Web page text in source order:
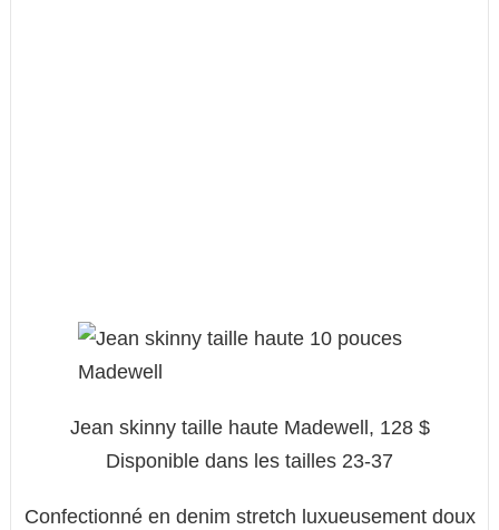
Jean skinny taille haute Madewell, 128 $
Disponible dans les tailles 23-37
Confectionné en denim stretch luxueusement doux